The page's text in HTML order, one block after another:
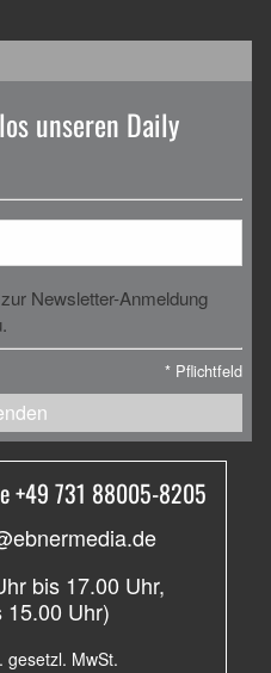
unseren Daily
Newsletter-Anmeldung
* Pflichtfeld
+49 731 88005-8205
bis 17.00 Uhr,
15.00 Uhr)
gesetzl. MwSt.